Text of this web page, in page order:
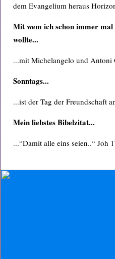
dem Evangelium heraus
Mit wem ich schon immer mal
wollte...
...mit Michelangelo und Antoni
Sonntags...
...ist der Tag der Freundschaft
Mein liebstes Bibelzitat...
...“Damit alle eins seien..“ Joh